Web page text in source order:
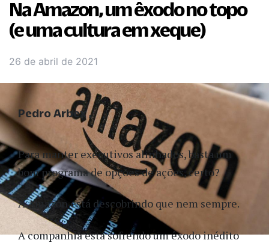
Na Amazon, um êxodo no topo
(e uma cultura em xeque)
26 de abril de 2021
Para manter executivos alinhados, basta um
bom programa de opções de ações, certo?
A Amazon está descobrindo que nem sempre.
A companhia está sofrendo um êxodo inédito
Pedro Arbex